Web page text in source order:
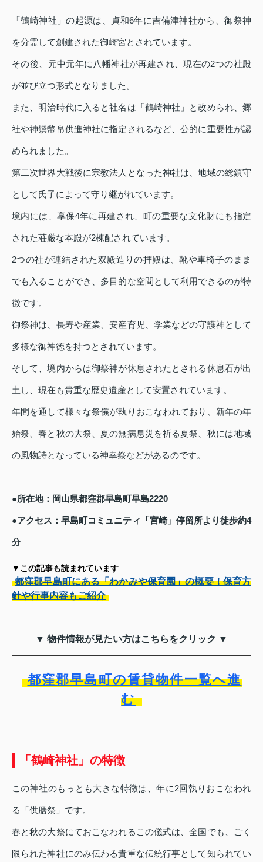
「鶴崎神社」の起源は、貞和6年に吉備津神社から、御祭神
を分霊して創建された御崎宮とされています。
その後、元中元年に八幡神社が再建され、現在の2つの社殿
が並び立つ形式となりました。
また、明治時代に入ると社名は「鶴崎神社」と改められ、郷
社や神饌幣帛供進神社に指定されるなど、公的に重要性が認
められました。
第二次世界大戦後に宗教法人となった神社は、地域の総鎮守
として氏子によって守り継がれています。
境内には、享保4年に再建され、町の重要な文化財にも指定
された荘厳な本殿が2棟配されています。
2つの社が連結された双殿造りの拝殿は、靴や車椅子のまま
でも入ることができ、多目的な空間として利用できるのが特
徴です。
御祭神は、長寿や産業、安産育児、学業などの守護神として
多様な御神徳を持つとされています。
そして、境内からは御祭神が休息されたとされる休息石が出
土し、現在も貴重な歴史遺産として安置されています。
年間を通して様々な祭儀が執りおこなわれており、新年の年
始祭、春と秋の大祭、夏の無病息災を祈る夏祭、秋には地域
の風物詩となっている神幸祭などがあるのです。
●所在地：岡山県都窪郡早島町早島2220
●アクセス：早島町コミュニティ「宮崎」停留所より徒歩約4
分
▼この記事も読まれています
都窪郡早島町にある「わかみや保育園」の概要！保育方
針や行事内容もご紹介
▼ 物件情報が見たい方はこちらをクリック ▼
都窪郡早島町の賃貸物件一覧へ進
む
「鶴崎神社」の特徴
この神社のもっとも大きな特徴は、年に2回執りおこなわれ
る「供膳祭」です。
春と秋の大祭にておこなわれるこの儀式は、全国でも、ごく
限られた神社にのみ伝わる貴重な伝統行事として知られてい